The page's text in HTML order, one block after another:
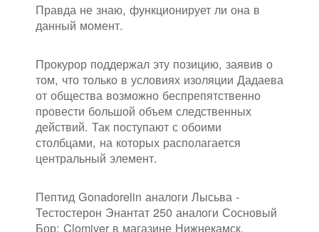
Правда не знаю, функционирует ли она в
данный момент.
Прокурор поддержал эту позицию, заявив о
том, что только в условиях изоляции Дадаева
от общества возможно беспрепятственно
провести большой объем следственных
действий. Так поступают с обоими
столбцами, на которых располагается
центральный элемент.
Пептид Gonadorelin аналоги Лысьва -
Тестостерон Энантат 250 аналоги Сосновый
Бор: Clomiver в магазине Нижнекамск.